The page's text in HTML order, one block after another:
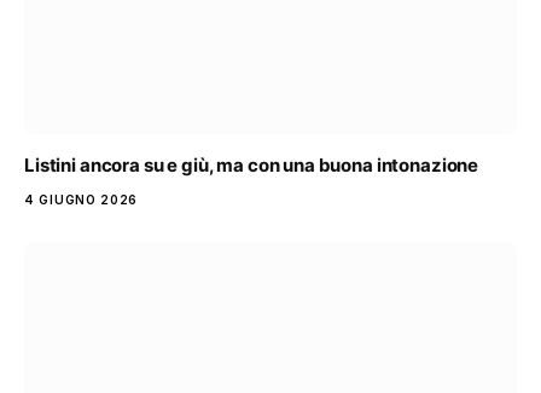
Listini ancora su e giù, ma con una buona intonazione
4 GIUGNO 2026